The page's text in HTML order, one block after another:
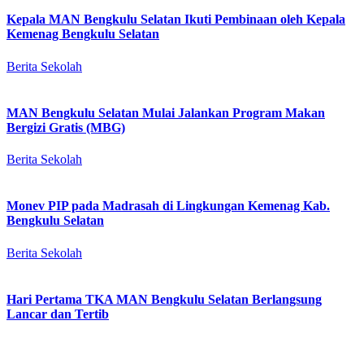
Kepala MAN Bengkulu Selatan Ikuti Pembinaan oleh Kepala
Kemenag Bengkulu Selatan
Berita Sekolah
MAN Bengkulu Selatan Mulai Jalankan Program Makan
Bergizi Gratis (MBG)
Berita Sekolah
Monev PIP pada Madrasah di Lingkungan Kemenag Kab.
Bengkulu Selatan
Berita Sekolah
Hari Pertama TKA MAN Bengkulu Selatan Berlangsung
Lancar dan Tertib